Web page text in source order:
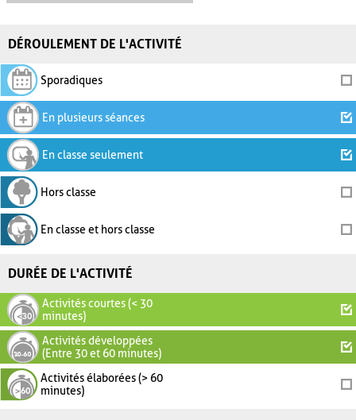
DÉROULEMENT DE L'ACTIVITÉ
Sporadiques
En plusieurs séances
En classe seulement
Hors classe
En classe et hors classe
DURÉE DE L'ACTIVITÉ
Activités courtes (< 30
minutes)
Activités développées
(Entre 30 et 60 minutes)
Activités élaborées (> 60
minutes)